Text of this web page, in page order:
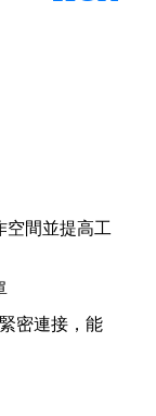
空間並提高工
密連接，能